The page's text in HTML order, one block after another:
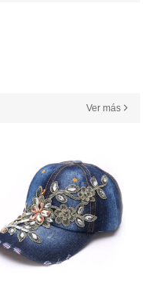
Ver más